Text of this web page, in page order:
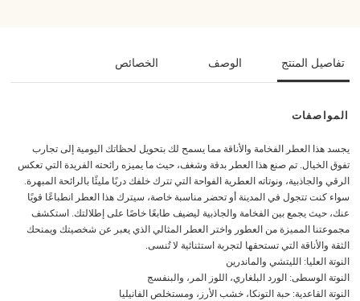
تفاصيل المنتج الوصف الخصائص
المواصفات
يجسد هذا العطر الفخامة والأناقة مما يسمح لك بتحويل لحظاتك اليومية إلى تجارب
تفوق الخيال. تم صنع هذا العطر بدقة وشغف، حيث ما يميزه رائحته الفريدة التي تعكس
الرقي والجاذبية، ونوتاته العطرية الفواحة التي تترك خلفك دربًا مليئًا بالرائحة المبهرة.
سواء كنت تتجول في المدينة أو تحضر مناسبة خاصة، سيترك هذا العطر انطباعًا قويًا
عنك، حيث يجمع بين الفخامة والجاذبية ليضيف طابعًا خاصًا على إطلالتك. استكشف
مجموعتنا المميزة من العطور واختر العطر المثالي الذي يعبر عن شخصيتك ويمنحك
الثقة والأناقة التي تستحقها لتجربة استثنائية لا تُنسى.
النوتة العليا: الليتشي والماندرين
النوتة الوسطى: الورد البلغاري، اللوز المر، والبنفسج
النوتة القاعدية: حبة التونكا، خشب الأرز، ومستخلص الفانيليا